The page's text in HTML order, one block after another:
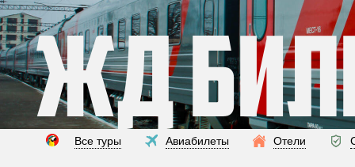
ЖД
Все туры Авиабилеты Отели